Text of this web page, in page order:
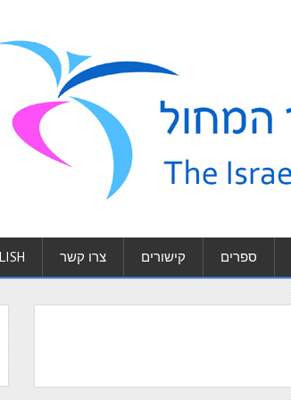
ספרים קישורים צרו קשר